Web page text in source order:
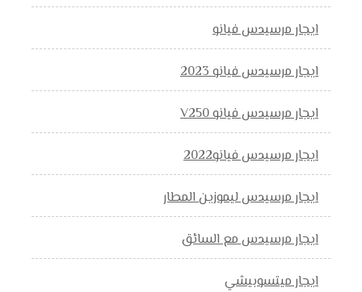
ايجار مرسيدس فيانو
ايجار مرسيدس فيانو 2023
ايجار مرسيدس فيانو V250
ايجار مرسيدس فيانو2022
ايجار مرسيدس ليموزين المطار
ايجار مرسيدس مع السائق
ايجار ميتسوبيشي